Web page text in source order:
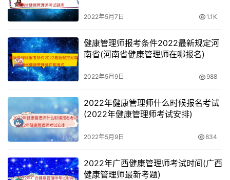
候，不可能上下好几道题的答案都是一样的，如果形成这样
的答案而又对这套题答案不确定，最好别蒙和上下题一样的
一组题的问题中有一定的联系。这一组题当中，一般都会有
一些必然的联系，很多时候会给我们提供一定的解题信息，
2022年5月7日 1.1K
健康管理师报考条件2022最新规定河
南省(河南省健康管理师在哪报名)
2022年5月9日 988
2022年健康管理师什么时候报名考试
(2022年健康管理师考试安排)
2022年5月9日 834
2022年广西健康管理师考试时间(广西
健康管理师最新考题)